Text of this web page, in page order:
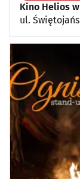
Kino Helios
ul.